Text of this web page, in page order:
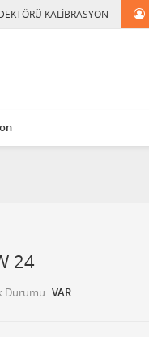
KALİBRASYON
24
Durumu VAR